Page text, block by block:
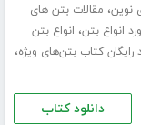
نوین، مقالات بتن های
انواع بتن، انواع بتن
رایگان کتاب بتن‌های ویژه،
دانلود کتاب